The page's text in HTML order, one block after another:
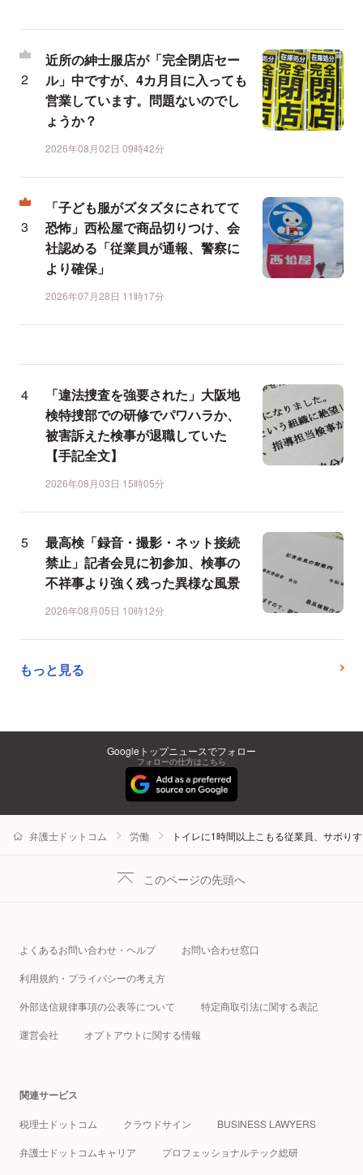
近所の紳士服店が「完全閉店セー
ル」中ですが、4カ月目に入っても
営業しています。問題ないのでし
ょうか？
2026年08月02日 09時42分
「子ども服がズタズタにされてて
恐怖」西松屋で商品切りつけ、会
社認める「従業員が通報、警察に
より確保」
2026年07月28日 11時17分
「違法捜査を強要された」大阪地
検特捜部での研修でパワハラか、
被害訴えた検事が退職していた
【手記全文】
2026年08月03日 15時05分
最高検「録音・撮影・ネット接続
禁止」記者会見に初参加、検事の
不祥事より強く残った異様な風景
2026年08月05日 10時12分
もっと見る
Googleトップニュースでフォロー
フォローの仕方はこちら
弁護士ドットコム 労働 トイレに1時間以上こもる従業員、サボ
このページの先頭へ
よくあるお問い合わせ・ヘルプ お問い合わせ窓口
利用規約・プライバシーの考え方
外部送信規律事項の公表等について 特定商取引法に関する表記
運営会社 オプトアウトに関する情報
関連サービス
税理士ドットコム クラウドサイン BUSINESS LAWYERS
弁護士ドットコムキャリア プロフェッショナルテック総研